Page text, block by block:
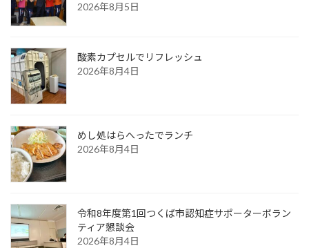
2026年8月5日
酸素カプセルでリフレッシュ
2026年8月4日
めし処はらへったでランチ
2026年8月4日
令和8年度第1回つくば市認知症サポーターボラン
ティア懇談会
2026年8月4日